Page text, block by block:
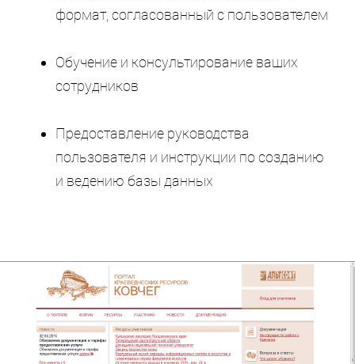
формат, согласованный с пользователем
Обучение и консультирование ваших
сотрудников
Предоставление руководства
пользователя и инструкции по созданию
и ведению базы данных